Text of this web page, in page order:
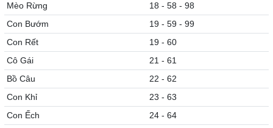
Mèo Rừng
18 - 58 - 98
Con Bướm
19 - 59 - 99
Con Rết
19 - 60
Cô Gái
21 - 61
Bồ Câu
22 - 62
Con Khỉ
23 - 63
Con Ếch
24 - 64